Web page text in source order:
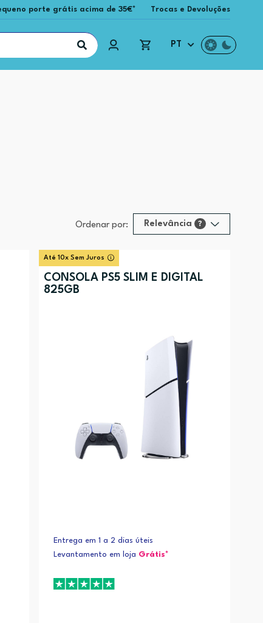
porte grátis acima de 35€* Trocas e Devoluções
PT
Ordenar por: Relevância ?
Até 10x Sem Juros
CONSOLA PS5 SLIM E DIGITAL
825GB
Entrega em 1 a 2 dias úteis
Levantamento em loja Grátis*